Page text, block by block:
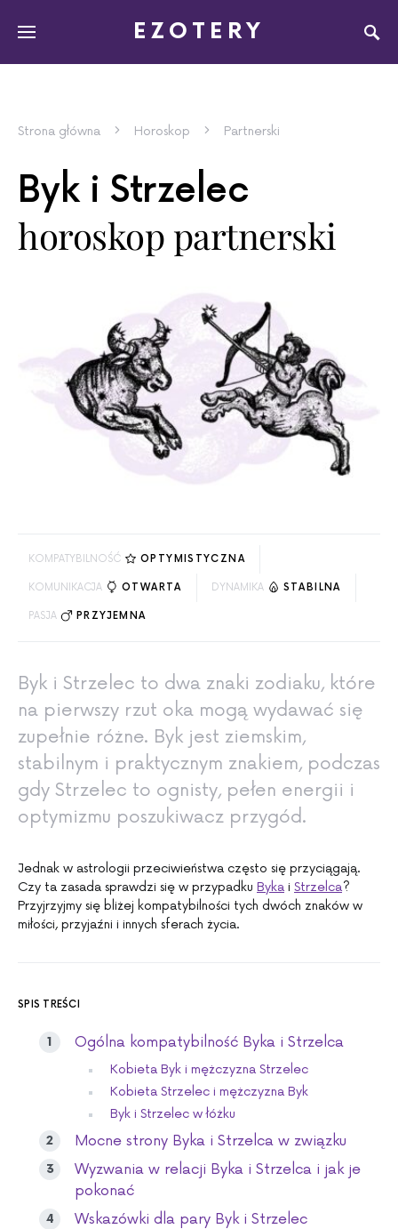
EZOTERY
Strona główna Horoskop Partnerski
Byk i Strzelec
horoskop partnerski
KOMPATYBILNOŚĆ OPTYMISTYCZNA
KOMUNIKACJA OTWARTA DYNAMIKA STABILNA
PASJA PRZYJEMNA
Byk i Strzelec to dwa znaki zodiaku, które
na pierwszy rzut oka mogą wydawać się
zupełnie różne. Byk jest ziemskim,
stabilnym i praktycznym znakiem, podczas
gdy Strzelec to ognisty, pełen energii i
optymizmu poszukiwacz przygód.
Jednak w astrologii przeciwieństwa często się przyciągają.
Czy ta zasada sprawdzi się w przypadku Byka i Strzelca?
Przyjrzyjmy się bliżej kompatybilności tych dwóch znaków w
miłości, przyjaźni i innych sferach życia.
SPIS TREŚCI
Ogólna kompatybilność Byka i Strzelca
Kobieta Byk i mężczyzna Strzelec
Kobieta Strzelec i mężczyzna Byk
Byk i Strzelec w łóżku
Mocne strony Byka i Strzelca w związku
Wyzwania w relacji Byka i Strzelca i jak je
pokonać
Wskazówki dla pary Byk i Strzelec